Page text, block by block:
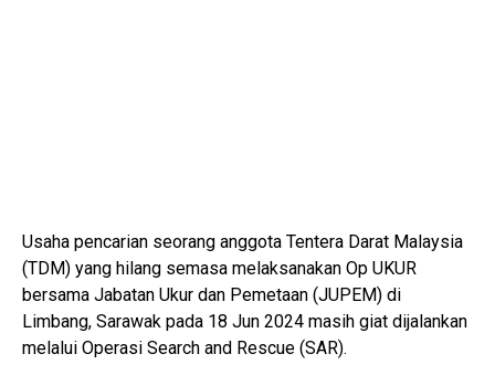
Usaha pencarian seorang anggota Tentera Darat Malaysia
(TDM) yang hilang semasa melaksanakan Op UKUR
bersama Jabatan Ukur dan Pemetaan (JUPEM) di
Limbang, Sarawak pada 18 Jun 2024 masih giat dijalankan
melalui Operasi Search and Rescue (SAR).